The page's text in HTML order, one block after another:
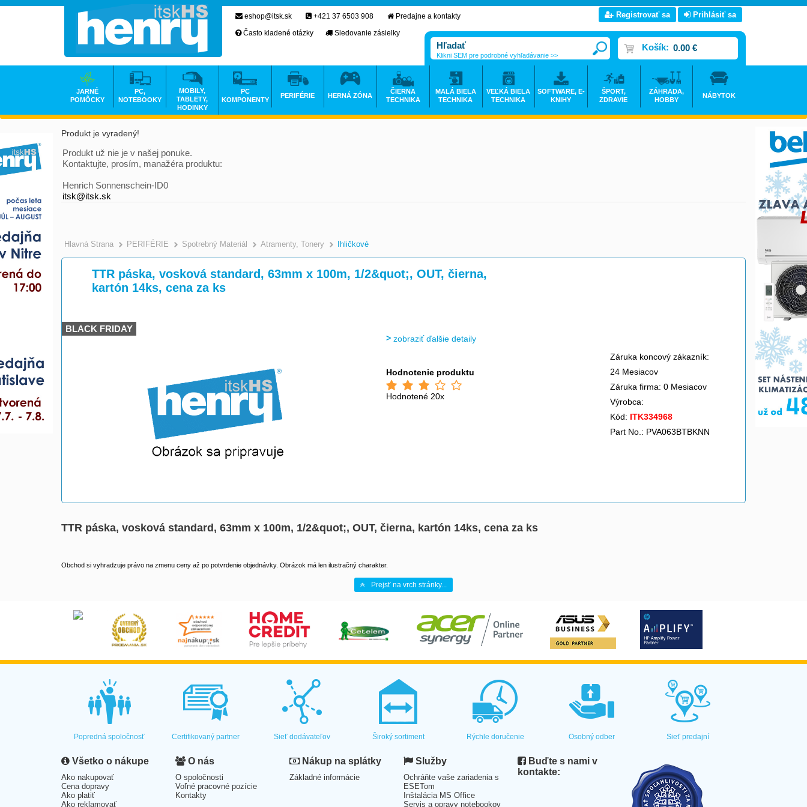
Produkt je vyradený!
Produkt už nie je v našej ponuke.
Kontaktujte, prosím, manažéra produktu:
Henrich Sonnenschein-ID0
itsk@itsk.sk
Hlavná Strana >
PERIFÉRIE >
Spotrebný Materiál >
Atramenty, Tonery >
Ihličkové
TTR páska, vosková standard, 63mm x 100m, 1/2&quot;, OUT, čierna,
kartón 14ks, cena za ks
BLACK FRIDAY
zobraziť ďalšie detaily
Hodnotenie produktu
Hodnotené 20x
Záruka koncový zákazník:
24 Mesiacov
Záruka firma: 0 Mesiacov
Výrobca:
Kód: ITK334968
Part No.: PVA063BTBKNN
TTR páska, vosková standard, 63mm x 100m, 1/2&quot;, OUT, čierna, kartón 14ks, cena za ks
Obchod si vyhradzuje právo na zmenu ceny až po potvrdenie objednávky. Obrázok má len ilustračný charakter.
Prejsť na vrch stránky...
eshop@itsk.sk +421 37 6503 908
Predajne a kontakty
Často kladené otázky
Sledovanie zásielky
Registrovať sa Prihlásiť sa
Košík: 0.00 €
Klikni SEM pre podrobné vyhľadávanie >>
JARNÉ
POMÔCKY
PC,
NOTEBOOKY
MOBILY,
TABLETY,
HODINKY
PC
KOMPONENTY
PERIFÉRIE HERNÁ ZÓNA
ČIERNA
TECHNIKA
MALÁ BIELA
TECHNIKA
VEĽKÁ BIELA
TECHNIKA
SOFTWARE, E-
KNIHY
ŠPORT,
ZDRAVIE
ZÁHRADA,
HOBBY
NÁBYTOK
Popredná spoločnosť Certifikovaný partner Sieť dodávateľov Široký sortiment Rýchle doručenie Osobný odber Sieť predajní
Všetko o nákupe
Ako nakupovať
Cena dopravy
Ako platiť
Ako reklamovať
O nás
O spoločnosti
Voľné pracovné pozície
Kontakty
Nákup na splátky
Základné informácie
Služby
Ochráňte vaše zariadenia s
ESETom
Inštalácia MS Office
Servis a opravy notebookov
Buďte s nami v
kontakte: